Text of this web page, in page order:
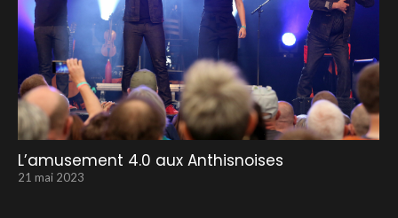
L’amusement 4.0 aux Anthisnoises
21 mai 2023